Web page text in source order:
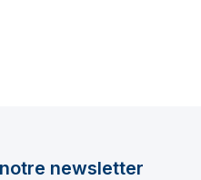
newsletter